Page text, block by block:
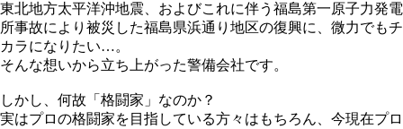
東北地方太平洋沖地震、およびこれに伴う福島第一原子力発電
所事故により被災した福島県浜通り地区の復興に、微力でもチ
カラになりたい…。
そんな想いから立ち上がった警備会社です。
しかし、何故「格闘家」なのか？
実はプロの格闘家を目指している方々はもちろん、今現在プロ